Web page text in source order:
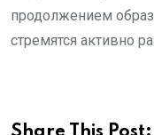
продолжением
стремятся активно